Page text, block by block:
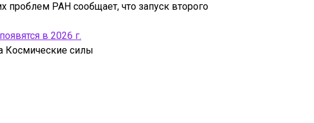
проблем РАН сообщает, что запуск второго
в 2026 г.
Космические силы